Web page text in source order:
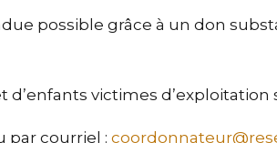
possible grâce à un don
victimes d’exploitation
par courriel :